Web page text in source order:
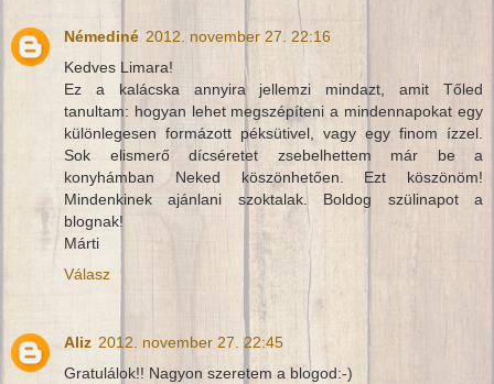
Némediné 2012. november 27. 22:16
Kedves Limara!
Ez a kalácska annyira jellemzi mindazt, amit Tőled
tanultam: hogyan lehet megszépíteni a mindennapokat egy
különlegesen formázott péksütivel, vagy egy finom ízzel.
Sok elismerő dícséretet zsebelhettem már be a
konyhámban Neked köszönhetően. Ezt köszönöm!
Mindenkinek ajánlani szoktalak. Boldog szülinapot a
blognak!
Márti
Válasz
Aliz 2012. november 27. 22:45
Gratulálok!! Nagyon szeretem a blogod:-)